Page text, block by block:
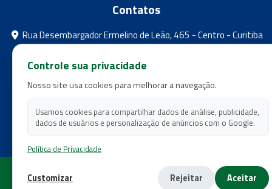
Contatos
Rua Desembargador Ermelino de Leão, 465 - Centro - Curitiba
- Paraná
feebpr@gmail.com
(41) 3224-5573
(41) 3224-5525
Copyright 2026 - Federação dos Empregados em Estabelecimentos
Bancários do Estado do Paraná
Controle sua privacidade
Nosso site usa cookies para melhorar a navegação.
Usamos cookies para compartilhar dados de análise, publicidade,
dados de usuários e personalização de anúncios com o Google.
Política de Privacidade
Customizar Rejeitar Aceitar